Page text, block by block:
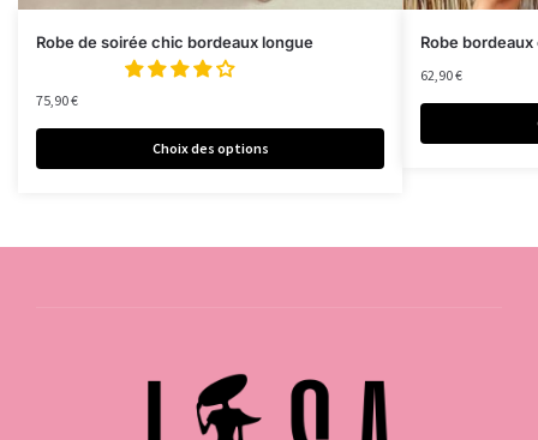
Robe de soirée chic bordeaux longue
75,90€
Choix des options
Robe
62,90€